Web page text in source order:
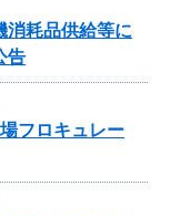
消耗品供給等に
告
フロキュレー